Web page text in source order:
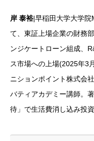
岸 泰裕|早稲田大学大学院
て、東証上場企業の財務
ンジケートローン組成、
ス市場への上場(2025年3
ニションポイント株式会
バティアカデミー講師。
待」で生活費消し込み投